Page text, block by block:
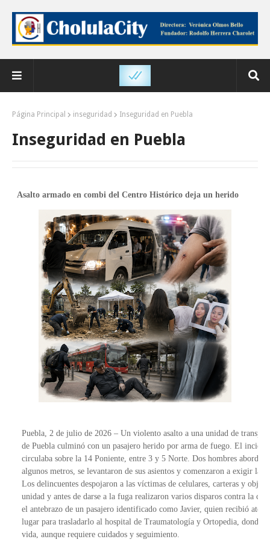
Página Principal inseguridad Inseguridad en Puebla
Inseguridad en Puebla
Asalto armado en combi del Centro Histórico deja un herido
Puebla, 2 de julio de 2026 – Un violento asalto a una unidad de
de Puebla culminó con un pasajero herido por arma de fuego. El
circulaba sobre la 14 Poniente, entre 3 y 5 Norte. Dos hombres
algunos metros, se levantaron de sus asientos y comenzaron a exigir las
Los delincuentes despojaron a las víctimas de celulares, carteras y
unidad y antes de darse a la fuga realizaron varios disparos contra la
el antebrazo de un pasajero identificado como Javier, quien recibió
lugar para trasladarlo al hospital de Traumatología y Ortopedia, donde
vida, aunque requiere cuidados y seguimiento.